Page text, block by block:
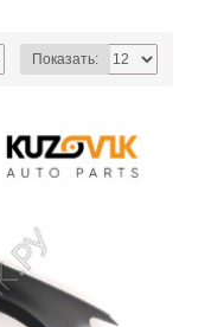
Показать: